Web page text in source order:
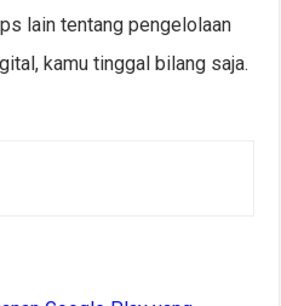
lain tentang pengelolaan
kamu tinggal bilang saja.